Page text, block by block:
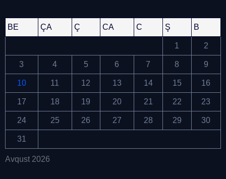
Avqust 2026
BE ÇA Ç CA C Ş B
1 2
3 4 5 6 7 8 9
10 11 12 13 14 15 16
17 18 19 20 21 22 23
24 25 26 27 28 29 30
31